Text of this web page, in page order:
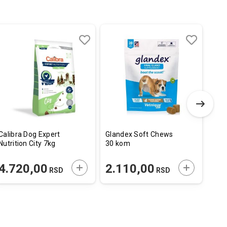
U KORPU
Dog Expert
City 7kg
RSD DODAJTE U KORPU
Glandex Soft Chews
30 kom
2.110,00 RSD DODAJTE U